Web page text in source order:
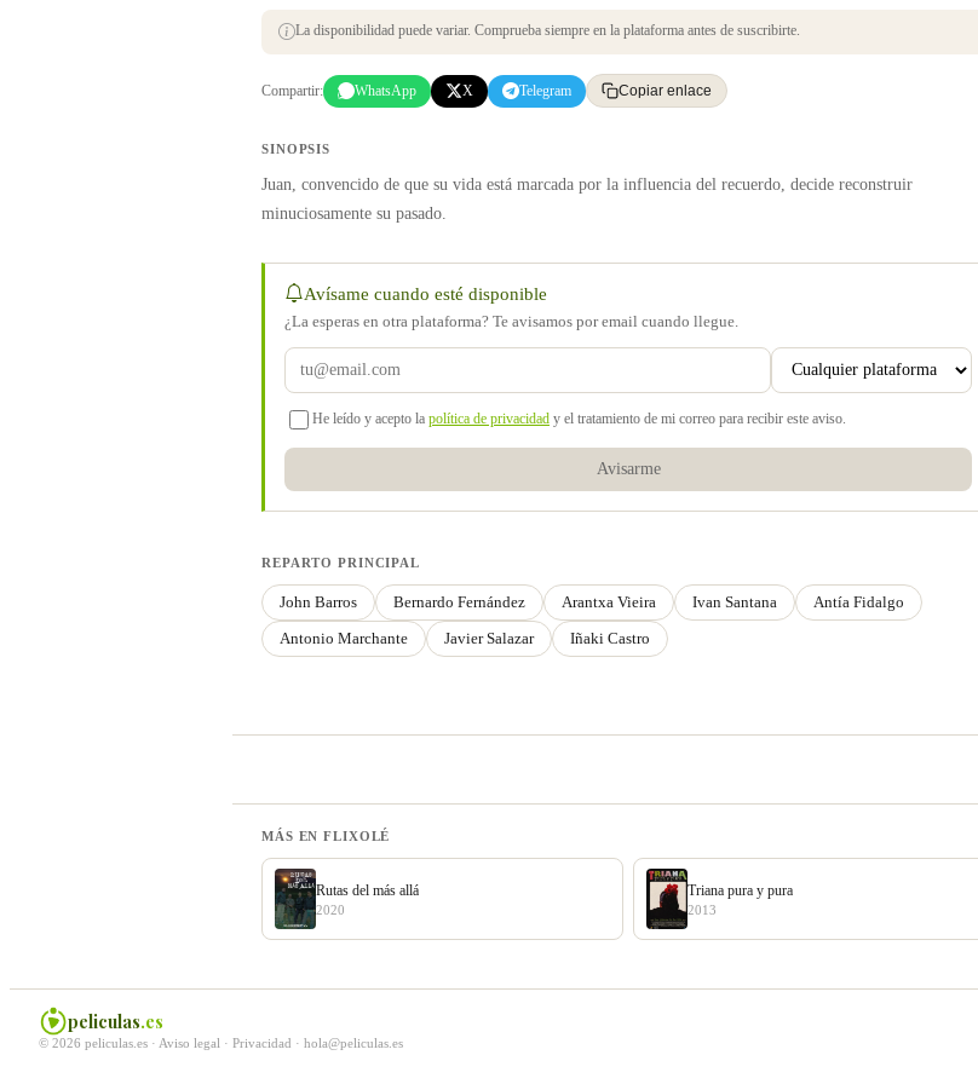
La disponibilidad puede variar. Comprueba siempre en la plataforma antes de suscribirte.
Compartir: WhatsApp X Telegram Copiar enlace
SINOPSIS
Juan, convencido de que su vida está marcada por la influencia del recuerdo, decide reconstruir
minuciosamente su pasado.
Avísame cuando esté disponible
¿La esperas en otra plataforma? Te avisamos por email cuando llegue.
He leído y acepto la política de privacidad y el tratamiento de mi correo para recibir este aviso.
Avisarme
REPARTO PRINCIPAL
John Barros Bernardo Fernández Arantxa Vieira Ivan Santana
Antía Fidalgo
Antonio Marchante
Javier Salazar Iñaki Castro
MÁS EN FLIXOLÉ
Rutas del más allá
2020
Triana pura y pura
2013
peliculas.es
© 2026 peliculas.es · Aviso legal · Privacidad · hola@peliculas.es